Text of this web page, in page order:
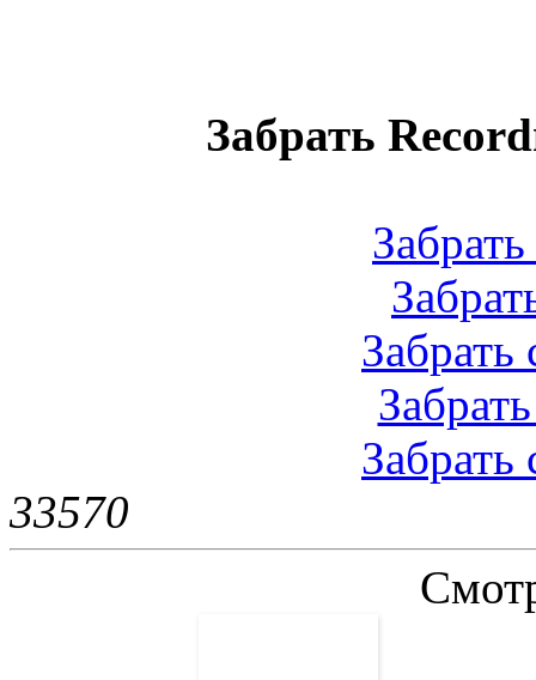
Забрать
Забрать
Забрать
33570